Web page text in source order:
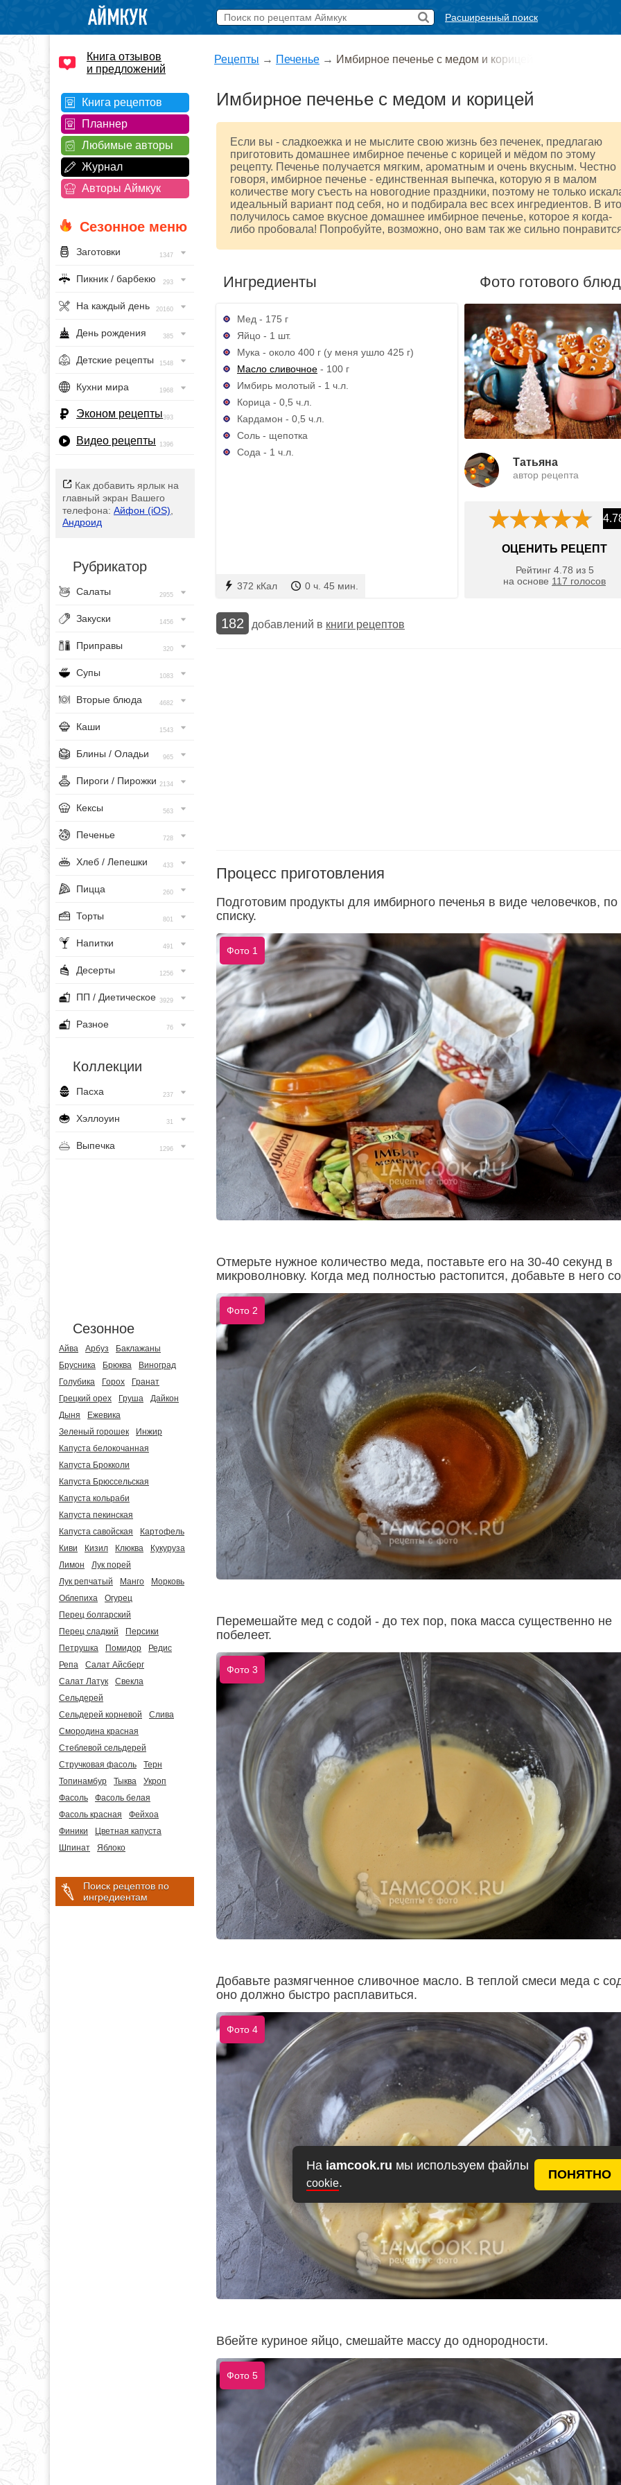
На iamcook.ru мы используем файлы
cookie.
ПОНЯТНО
Расширенный поиск
Книга отзывов
и предложений
Книга рецептов
Планнер
Любимые авторы
Журнал
Авторы Аймкук
Сезонное меню
Заготовки 1347
Пикник / барбекю 293
На каждый день 20160
День рождения 385
Детские рецепты 1548
Кухни мира 1968
Эконом рецепты393
Видео рецепты 1396
Как добавить ярлык на
главный экран Вашего
телефона: Айфон (iOS)
Андроид
Рубрикатор
Салаты 2955
Закуски 1456
Приправы 320
Супы 1083
Вторые блюда 4682
Каши 1543
Блины / Оладьи 965
Пироги / Пирожки 2134
Кексы 563
Печенье 728
Хлеб / Лепешки 433
Пицца 260
Торты 801
Напитки 491
Десерты 1256
ПП / Диетическое 3929
Разное 76
Коллекции
Пасха 237
Хэллоуин 31
Выпечка 1296
Сезонное
Айва Арбуз
Баклажаны
Брусника
Брюква
Виноград
Голубика
Горох
Гранат
Грецкий орех
Груша
Дайкон
Дыня
Ежевика
Зеленый горошек
Инжир
Капуста белокочанная
Капуста Брокколи
Капуста Брюссельская
Капуста кольраби
Капуста пекинская
Капуста савойская
Картофель
Киви
Кизил Клюква
Кукуруза
Лимон
Лук порей
Лук репчатый
Манго
Морковь
Облепиха
Огурец
Перец болгарский
Перец сладкий
Персики
Петрушка
Помидор
Редис
Репа
Салат Айсберг
Салат Латук
Свекла
Сельдерей
Сельдерей корневой
Слива
Смородина красная
Стеблевой сельдерей
Стручковая фасоль
Терн
Топинамбур
Тыква
Укроп
Фасоль
Фасоль белая
Фасоль красная
Фейхоа
Финики
Цветная капуста
Шпинат
Яблоко
Поиск рецептов по
ингредиентам
Рецепты → Печенье → Имбирное печенье с медом и корицей
Имбирное печенье с медом и корицей
Если вы - сладкоежка и не мыслите свою жизнь без печенек, предлагаю
приготовить домашнее имбирное печенье с корицей и мёдом по этому
рецепту. Печенье получается мягким, ароматным и очень вкусным. Честно
говоря, имбирное печенье - единственная выпечка, которую я в малом
количестве могу съесть на новогодние праздники, поэтому не только
идеальный вариант под себя, но и подбирала вес всех ингредиентов. В
получилось самое вкусное домашнее имбирное печенье, которое я когда-
либо пробовала! Попробуйте, возможно, оно вам так же сильно
Ингредиенты
Мед - 175 г
Яйцо - 1 шт.
Мука - около 400 г (у меня ушло 425 г)
Масло сливочное - 100 г
Имбирь молотый - 1 ч.л.
Корица - 0,5 ч.л.
Кардамон - 0,5 ч.л.
Соль - щепотка
Сода - 1 ч.л.
372 кКал 0 ч. 45 мин.
Фото готового
Татьяна
автор рецепта
ОЦЕНИТЬ РЕЦЕПТ
Рейтинг 4.78 из 5
на основе 117 голосов
182 добавлений в книги рецептов
Процесс приготовления
Подготовим продукты для имбирного печенья в виде человечков, по
списку.
Фото 1
Отмерьте нужное количество меда, поставьте его на 30-40 секунд в
микроволновку. Когда мед полностью растопится, добавьте в него
Фото 2
Перемешайте мед с содой - до тех пор, пока масса существенно не
побелеет.
Фото 3
Добавьте размягченное сливочное масло. В теплой смеси меда с
оно должно быстро расплавиться.
Фото 4
Вбейте куриное яйцо, смешайте массу до однородности.
Фото 5